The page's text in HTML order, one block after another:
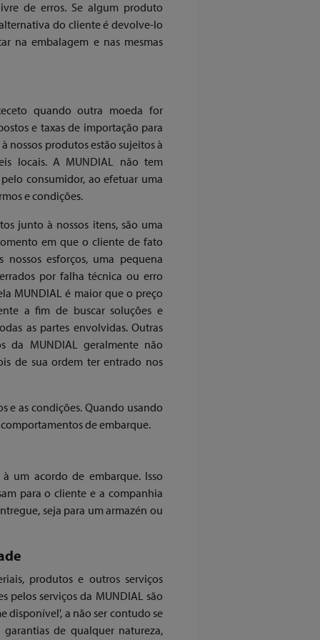
de erros. Se algum produto
do cliente é devolve-lo
na embalagem e nas mesmas
quando outra moeda for
e taxas de importação para
nossos produtos estão sujeitos à
locais. A MUNDIAL não tem
consumidor, ao efetuar uma
e condições.
junto à nossos itens, são uma
em que o cliente de fato
esforços, uma pequena
por falha técnica ou erro
MUNDIAL é maior que o preço
a fim de buscar soluções e
as partes envolvidas. Outras
da MUNDIAL geralmente não
de sua ordem ter entrado nos
e as condições. Quando usando
de embarque.
um acordo de embarque. Isso
para o cliente e a companhia
seja para um armazén ou
produtos e outros serviços
pelos serviços da MUNDIAL são
disponível', a não ser contudo se
de qualquer natureza,